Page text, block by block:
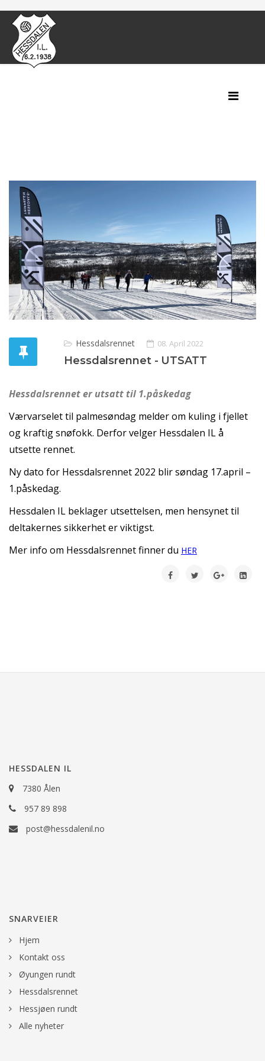
Hessdalsrennet 08. April 2022
Hessdalsrennet - UTSATT
Hessdalsrennet er utsatt til 1.påskedag
Værvarselet til palmesøndag melder om kuling i fjellet
og kraftig snøfokk. Derfor velger Hessdalen IL å
utsette rennet.
Ny dato for Hessdalsrennet 2022 blir søndag 17.april –
1.påskedag.
Hessdalen IL beklager utsettelsen, men hensynet til
deltakernes sikkerhet er viktigst.
Mer info om Hessdalsrennet finner du HER
HESSDALEN IL
7380 Ålen
957 89 898
post@hessdalenil.no
SNARVEIER
Hjem
Kontakt oss
Øyungen rundt
Hessdalsrennet
Hessjøen rundt
Alle nyheter